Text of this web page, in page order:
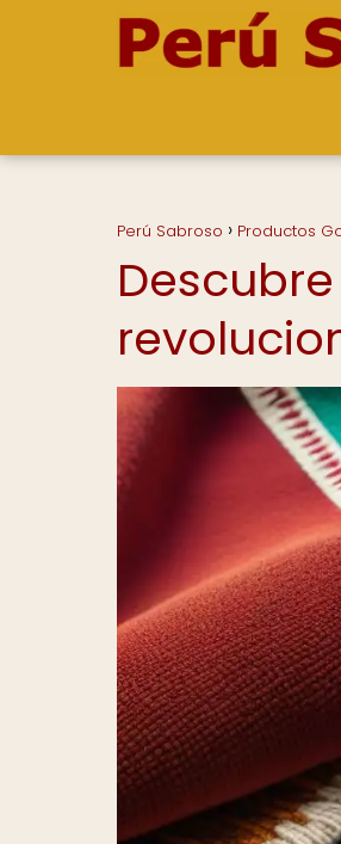
Perú Sabroso Productos